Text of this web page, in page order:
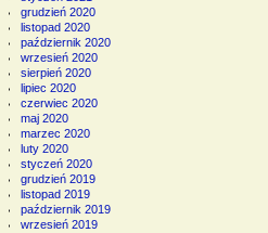
grudzień 2020
listopad 2020
październik 2020
wrzesień 2020
sierpień 2020
lipiec 2020
czerwiec 2020
maj 2020
marzec 2020
luty 2020
styczeń 2020
grudzień 2019
listopad 2019
październik 2019
wrzesień 2019